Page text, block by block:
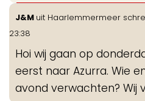
J&M uit Haarlemmermeer
23:38
Hoi wij gaan op
eerst naar Azurra. Wie
avond verwachten? Wij